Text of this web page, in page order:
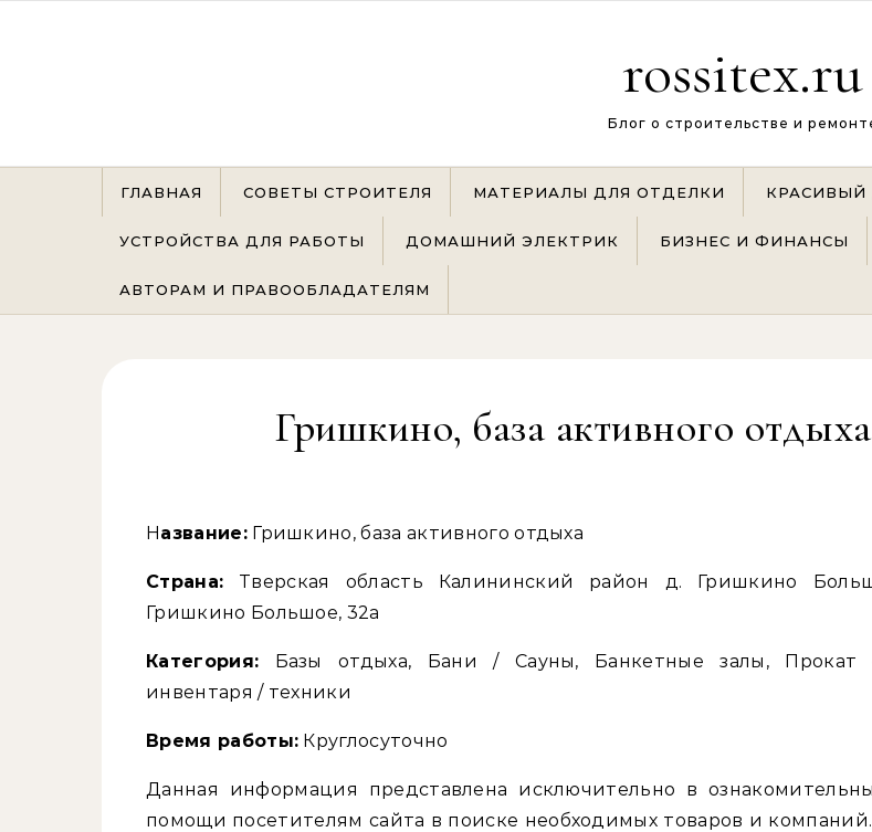
rossitex.ru
Блог о строительстве и
ГЛАВНАЯ СОВЕТЫ СТРОИТЕЛЯ МАТЕРИАЛЫ ДЛЯ ОТДЕЛКИ КРАСИВЫЙ
УСТРОЙСТВА ДЛЯ РАБОТЫ ДОМАШНИЙ ЭЛЕКТРИК БИЗНЕС И ФИНАНСЫ
АВТОРАМ И ПРАВООБЛАДАТЕЛЯМ
Гришкино, база активного отдыха
Название:Гришкино, база активного отдыха
Страна: Тверская область Калининский район д. Гришкино
Гришкино Большое, 32а
Категория: Базы отдыха, Бани / Сауны, Банкетные залы, Прокат
инвентаря / техники
Время работы: Круглосуточно
Данная информация представлена исключительно в
помощи посетителям сайта в поиске необходимых товаров и